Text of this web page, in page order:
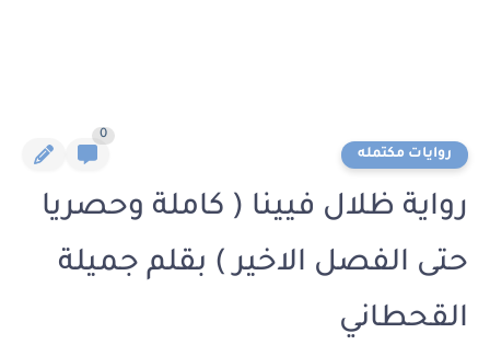
روايات مكتمله
0
رواية ظلال فيينا ( كاملة وحصريا
حتى الفصل الاخير ) بقلم جميلة
القحطاني